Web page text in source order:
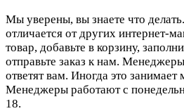
Мы уверены, вы знаете что
отличается от других интернет-
товар, добавьте в корзину,
отправьте заказ к нам.
ответят вам. Иногда это занимает
Менеджеры работают с
18.